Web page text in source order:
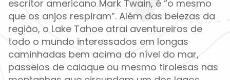
escritor americano Mark Twain, é “o mesmo
que os anjos respiram”. Além das belezas da
região, o Lake Tahoe atrai aventureiros de
todo o mundo interessados em longas
caminhadas bem acima do nível do mar,
passeios de caiaque ou mesmo tirolesas nas